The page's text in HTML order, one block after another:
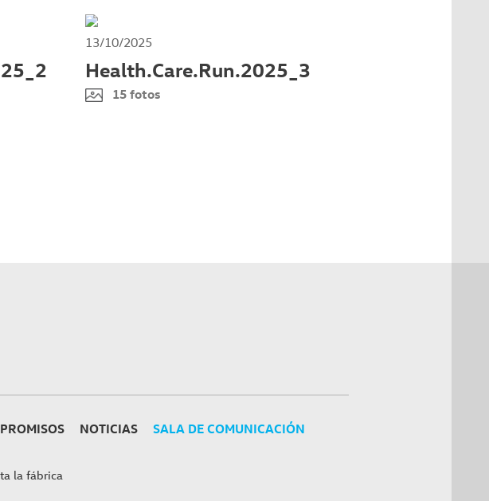
13/10/2025
Health.Care.Run.2025_3
15 fotos
NOTICIAS SALA DE COMUNICACIÓN
la fábrica